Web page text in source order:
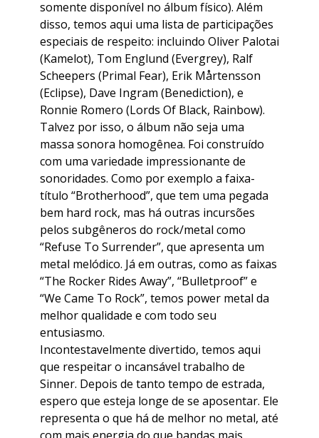
somente disponível no álbum físico). Além
disso, temos aqui uma lista de participações
especiais de respeito: incluindo Oliver Palotai
(Kamelot), Tom Englund (Evergrey), Ralf
Scheepers (Primal Fear), Erik Mårtensson
(Eclipse), Dave Ingram (Benediction), e
Ronnie Romero (Lords Of Black, Rainbow).
Talvez por isso, o álbum não seja uma
massa sonora homogênea. Foi construído
com uma variedade impressionante de
sonoridades. Como por exemplo a faixa-
título “Brotherhood”, que tem uma pegada
bem hard rock, mas há outras incursões
pelos subgêneros do rock/metal como
“Refuse To Surrender”, que apresenta um
metal melódico. Já em outras, como as faixas
“The Rocker Rides Away”, “Bulletproof” e
“We Came To Rock”, temos power metal da
melhor qualidade e com todo seu
entusiasmo.
Incontestavelmente divertido, temos aqui
que respeitar o incansável trabalho de
Sinner. Depois de tanto tempo de estrada,
espero que esteja longe de se aposentar. Ele
representa o que há de melhor no metal, até